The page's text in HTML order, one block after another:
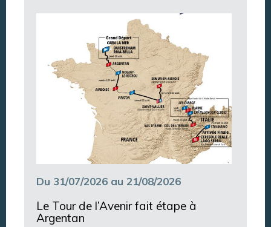
Argentan Aujourd’hui
Du 31/07/2026 au 21/08/2026
Le Tour de l’Avenir fait étape à
Argentan